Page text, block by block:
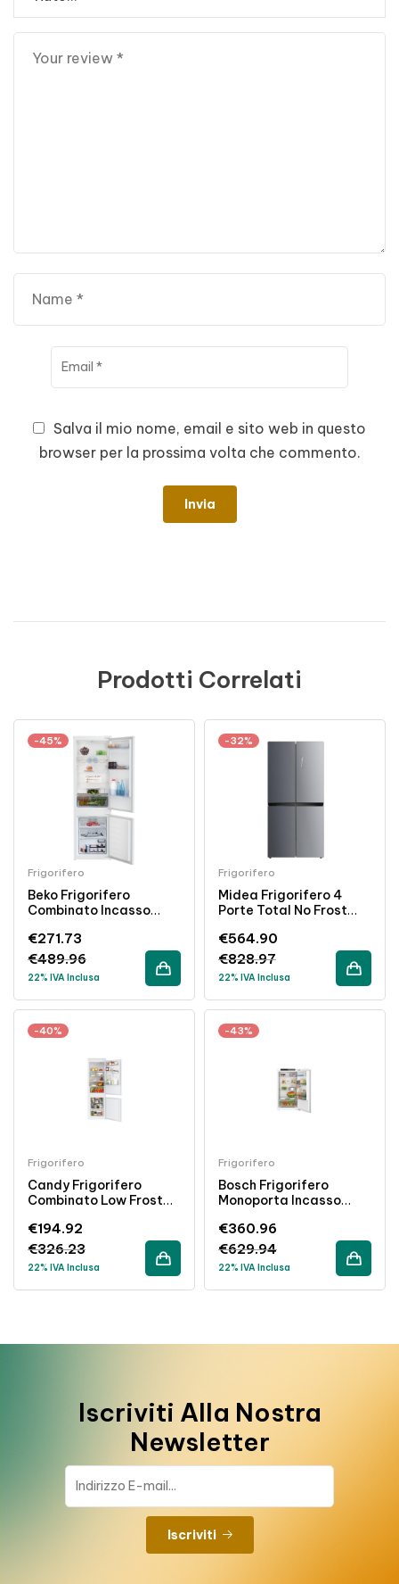
Salva il mio nome, email e sito web in questo
browser per la prossima volta che commento.
Prodotti Correlati
-45%
Frigorifero
Beko Frigorifero
Combinato Incasso
Classe E Bianco
€489.96
€271.73
22% IVA Inclusa
-32%
Frigorifero
Midea Frigorifero 4
Porte Total No Frost
Energetica E
€828.97
€564.90
22% IVA Inclusa
-40%
Frigorifero
Candy Frigorifero
Combinato Low Frost
Classe E Bianco
€326.23
€194.92
22% IVA Inclusa
-43%
Frigorifero
Bosch Frigorifero
Monoporta Incasso
€629.94
€360.96
22% IVA Inclusa
Iscriviti Alla Nostra
Newsletter
Iscriviti